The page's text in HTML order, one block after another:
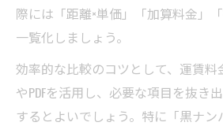
際には「距離×単価」「加算料金」
一覧化しましょう。
効率的な比較のコツとして、運賃料
やPDFを活用し、必要な項目を抜き
するとよいでしょう。特に「黒ナ